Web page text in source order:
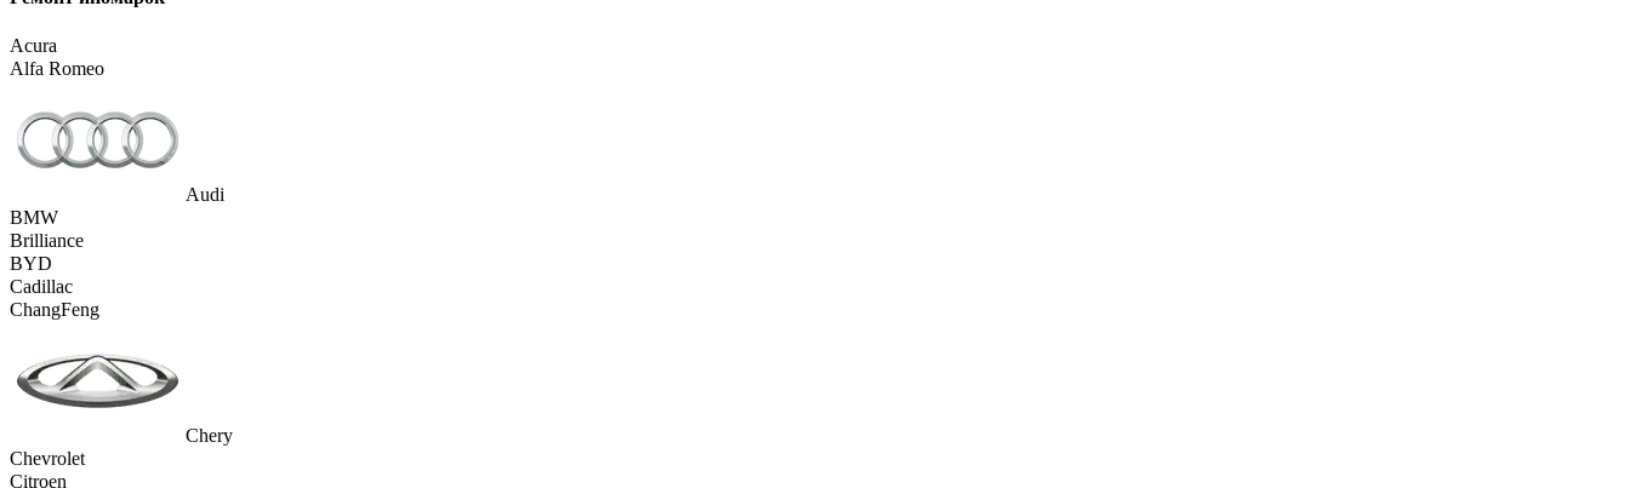
Acura
Alfa Romeo
Audi
BMW
Brilliance
BYD
Cadillac
ChangFeng
Chery
Chevrolet
Citroen